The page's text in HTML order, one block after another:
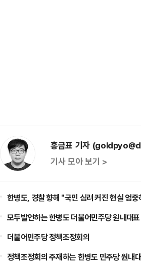
홍금표 기자
기사 모아 보기 >
한병도, 경찰 향해 "국민 심려 커진 현실 엄
모두발언하는 한병도 더불어민주당 원내대표
더불어민주당 정책조정회의
정책조정회의 주재하는 한병도 민주당 원내